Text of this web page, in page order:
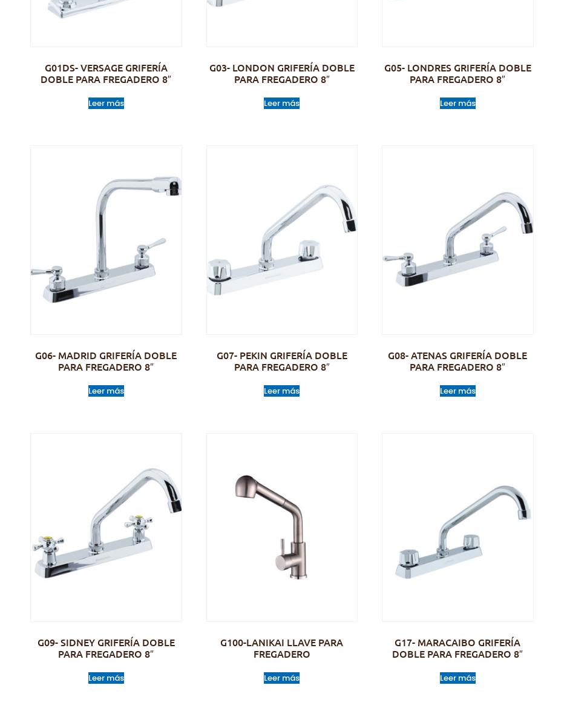
G01DS- VERSAGE GRIFERÍA
DOBLE PARA FREGADERO 8″
Leer más
G03- LONDON GRIFERÍA DOBLE
PARA FREGADERO 8″
Leer más
G05- LONDRES GRIFERÍA DOBLE
PARA FREGADERO 8″
Leer más
G06- MADRID GRIFERÍA DOBLE
PARA FREGADERO 8″
Leer más
G07- PEKIN GRIFERÍA DOBLE
PARA FREGADERO 8″
Leer más
G08- ATENAS GRIFERÍA DOBLE
PARA FREGADERO 8″
Leer más
G09- SIDNEY GRIFERÍA DOBLE
PARA FREGADERO 8″
Leer más
G100-LANIKAI LLAVE PARA
FREGADERO
Leer más
G17- MARACAIBO GRIFERÍA
DOBLE PARA FREGADERO 8″
Leer más